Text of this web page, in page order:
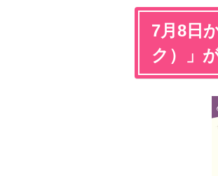
7月8日
ク）」